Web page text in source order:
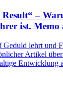
Result“ –
ist.
lehrt und
Artikel
Entwicklung